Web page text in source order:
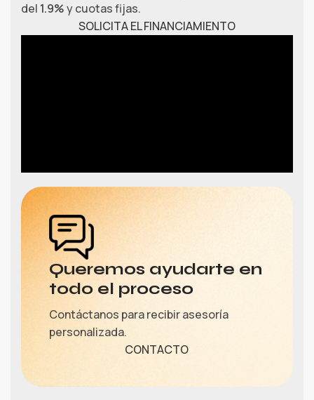
del 1.9%y cuotas fijas.
SOLICITA EL FINANCIAMIENTO
Queremos ayudarte en
todo el proceso
Contáctanos para recibir asesoría
personalizada.
CONTACTO